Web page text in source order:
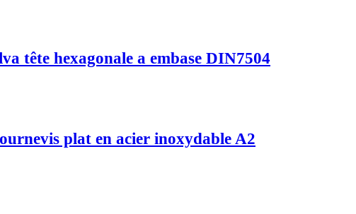
tête hexagonale a embase DIN7504
plat en acier inoxydable A2